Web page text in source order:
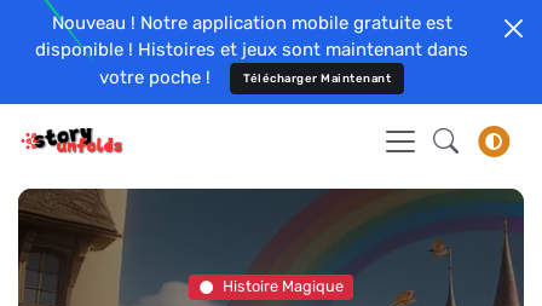
Nouveau ! Notre application mobile gratuite est
disponible ! Histoires et jeux sont maintenant dans
votre poche !
Télécharger Maintenant
Histoire Magique